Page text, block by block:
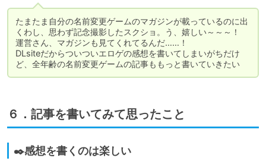
たまたま自分の名前変更ゲームのマガジンが載っているのに出
くわし、思わず記念撮影したスクショ。う、嬉しい～～～！
運営さん、マガジンも見てくれてるんだ……！
DLsiteだからついついエロゲの感想を書いてしまいがちだけ
ど、全年齢の名前変更ゲームの記事ももっと書いていきたい
６．記事を書いてみて思ったこと
✒️感想を書くのは楽しい